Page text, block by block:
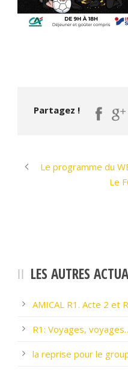
Partagez !
Le programme du
Le
LES AUTRES
AMICAL R1. Acte 2 et
R1: Voyages,
la reprise pour le